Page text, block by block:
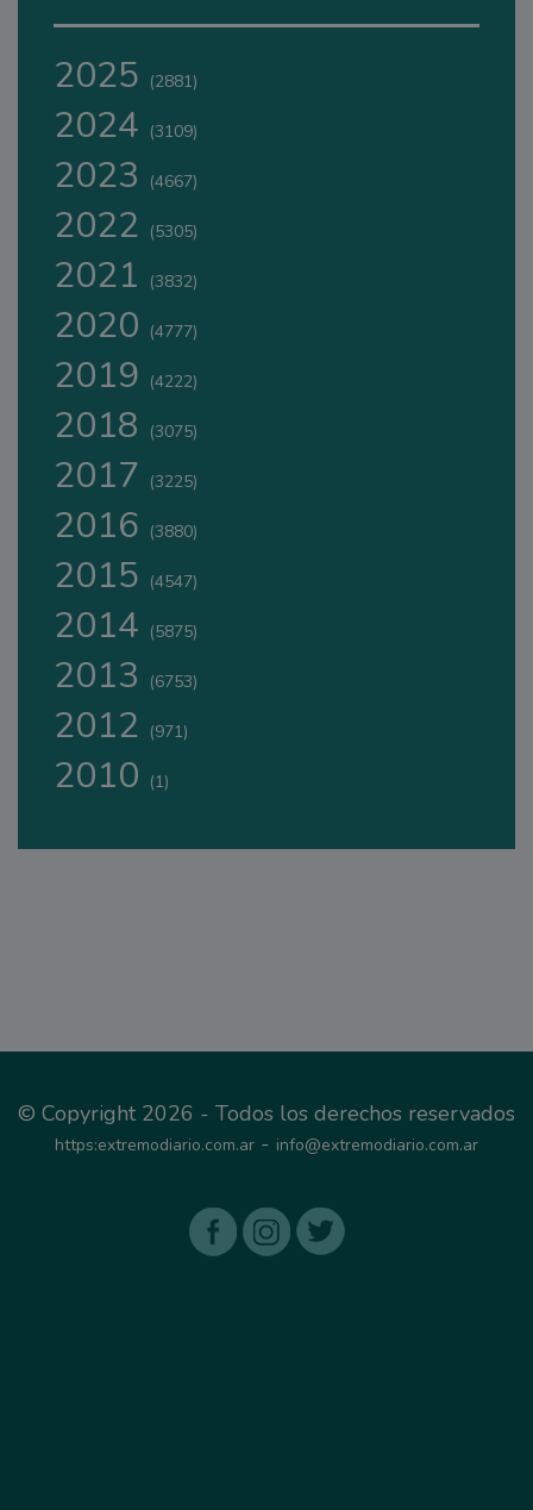
2025 (2881)
2024 (3109)
2023 (4667)
2022 (5305)
2021 (3832)
2020 (4777)
2019 (4222)
2018 (3075)
2017 (3225)
2016 (3880)
2015 (4547)
2014 (5875)
2013 (6753)
2012 (971)
2010 (1)
© Copyright 2026 - Todos los derechos reservados
https:extremodiario.com.ar - info@extremodiario.com.ar